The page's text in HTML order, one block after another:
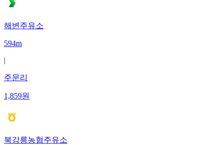
해변주유소
594m
|
주문리
1,859원
북강릉농협주유소